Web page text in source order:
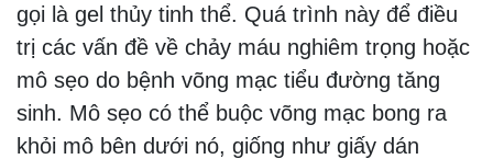
gọi là gel thủy tinh thể. Quá trình này để điều
trị các vấn đề về chảy máu nghiêm trọng hoặc
mô sẹo do bệnh võng mạc tiểu đường tăng
sinh. Mô sẹo có thể buộc võng mạc bong ra
khỏi mô bên dưới nó, giống như giấy dán